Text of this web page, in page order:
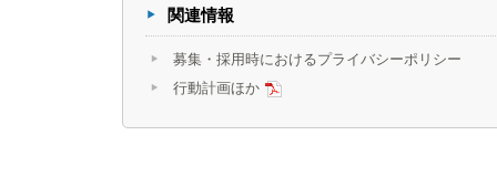
関連情報
募集・採用時におけるプライバシーポリシー
行動計画ほか